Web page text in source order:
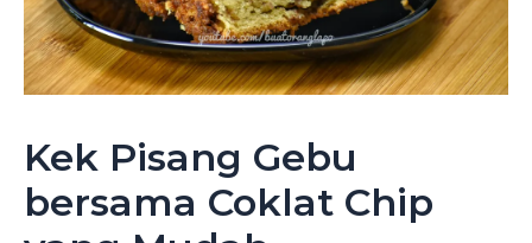
Kek Pisang Gebu
bersama Coklat Chip